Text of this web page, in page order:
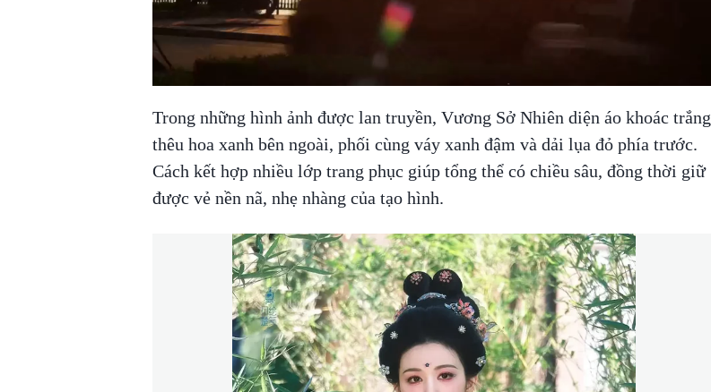
Trong những hình ảnh được lan truyền, Vương Sở Nhiên diện áo khoác trắng
thêu hoa xanh bên ngoài, phối cùng váy xanh đậm và dải lụa đỏ phía trước.
Cách kết hợp nhiều lớp trang phục giúp tổng thể có chiều sâu, đồng thời giữ
được vẻ nền nã, nhẹ nhàng của tạo hình.